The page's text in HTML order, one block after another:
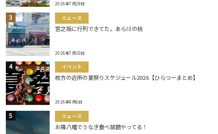
2026年7月29日
ニュース
宮之阪に行列できてた。あら川の桃
2026年7月10日
イベント
枚方の近所の夏祭りスケジュール2026【ひらつーまとめ】
2026年8月6日
ニュース
お隣八幡でうなぎ食べ放題やってる！